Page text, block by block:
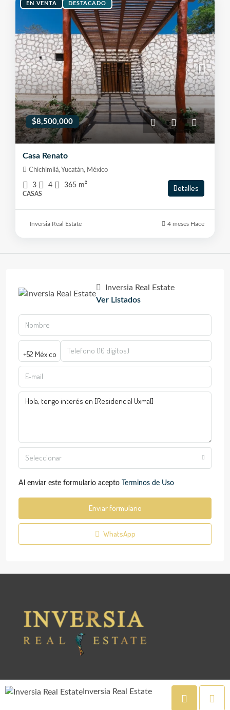
EN VENTA DESTACADO
$8,500,000
Casa Renato
Chichimilá, Yucatán, México
3 4 365 m²
CASAS
Detalles
Inversia Real Estate 4 meses Hace
Inversia Real Estate
Ver Listados
Seleccionar
Al enviar este formulario acepto Terminos de Uso
Enviar formulario
WhatsApp
Inversia Real Estate